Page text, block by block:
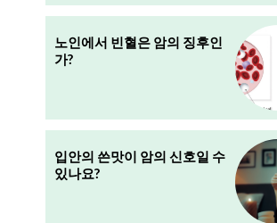
노인에서 빈혈은 암의 징후인
가?
입안의 쓴맛이 암의 신호일 수
있나요?